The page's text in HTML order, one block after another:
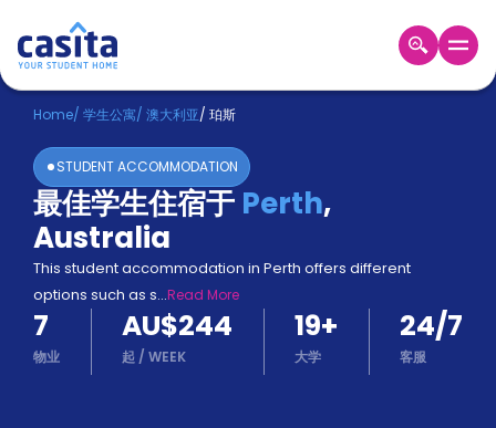
Home ZH AUD
登
入
Booking
Accommodation
About
Blog
Refer
And
Become
Home/ 学生公寓/ 澳大利亚/ 珀斯
STUDENT ACCOMMODATION
最佳学生住宿于 Perth,
Australia
This student accommodation in Perth offers different
options such as s...Read More
7
物业
AU$244
起 / WEEK
19+
大学
24/7
客服